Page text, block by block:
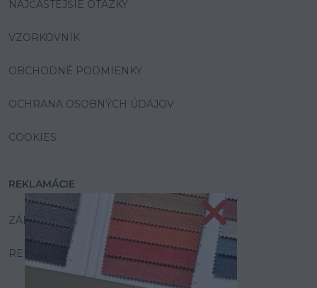
NAJČASTEJŠIE OTÁZKY
VZORKOVNÍK
OBCHODNÉ PODMIENKY
OCHRANA OSOBNÝCH ÚDAJOV
COOKIES
REKLAMÁCIE
ZÁRUKA A SERVIS
REKLAMAČNÝ PORIADOK